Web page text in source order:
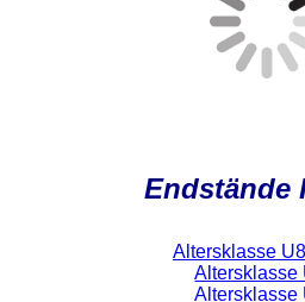
Endstände
Altersklasse
Altersklasse
Altersklasse